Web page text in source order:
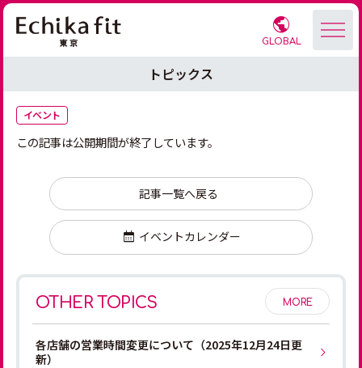
GLOBAL
トピックス
イベント
この記事は公開期間が終了しています。
記事一覧へ戻る
イベントカレンダー
OTHER TOPICS MORE
各店舗の営業時間変更について（2025年12月24日更
新）